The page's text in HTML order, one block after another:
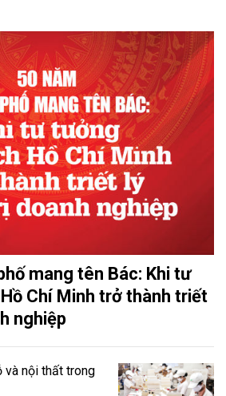
mang tên Bác: Khi tư
Chí Minh trở thành triết
nghiệp
và nội thất trong